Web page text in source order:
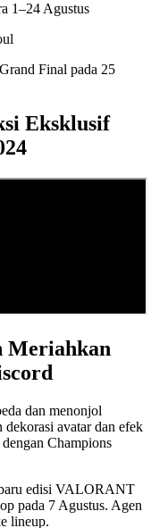
1–24 Agustus
Final pada 25
Eksklusif
Meriahkan
dan menonjol
dekorasi avatar dan efek
Champions
edisi VALORANT
pada 7 Agustus. Agen
lineup.